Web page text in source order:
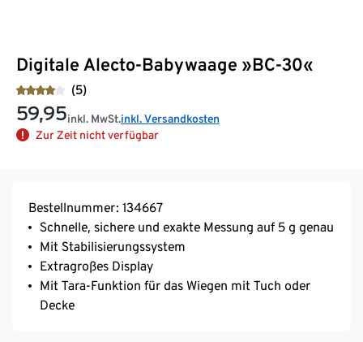
Digitale Alecto-Babywaage »BC-30«
(5)
59,95inkl. MwSt.inkl. Versandkosten
Zur Zeit nicht verfügbar
Bestellnummer: 134667
Schnelle, sichere und exakte Messung auf 5 g genau
Mit Stabilisierungssystem
Extragroßes Display
Mit Tara-Funktion für das Wiegen mit Tuch oder
Decke